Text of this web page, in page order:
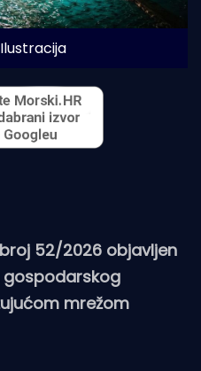
52/2026 objavljen
gospodarskog
mrežom